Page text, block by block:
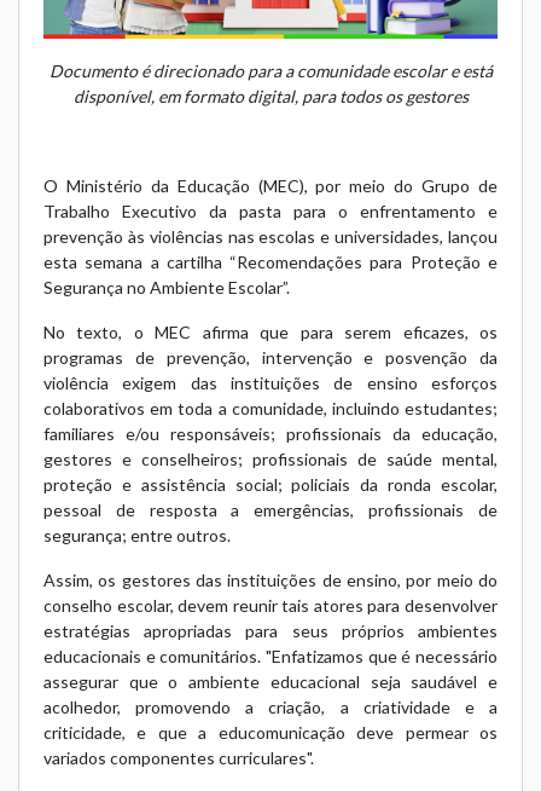
Documento é direcionado para a comunidade escolar e está
disponível, em formato digital, para todos os gestores
O Ministério da Educação (MEC), por meio do Grupo de
Trabalho Executivo da pasta para o enfrentamento e
prevenção às violências nas escolas e universidades, lançou
esta semana a cartilha “Recomendações para Proteção e
Segurança no Ambiente Escolar”.
No texto, o MEC afirma que para serem eficazes, os
programas de prevenção, intervenção e posvenção da
violência exigem das instituições de ensino esforços
colaborativos em toda a comunidade, incluindo estudantes;
familiares e/ou responsáveis; profissionais da educação,
gestores e conselheiros; profissionais de saúde mental,
proteção e assistência social; policiais da ronda escolar,
pessoal de resposta a emergências, profissionais de
segurança; entre outros.
Assim, os gestores das instituições de ensino, por meio do
conselho escolar, devem reunir tais atores para desenvolver
estratégias apropriadas para seus próprios ambientes
educacionais e comunitários. "Enfatizamos que é necessário
assegurar que o ambiente educacional seja saudável e
acolhedor, promovendo a criação, a criatividade e a
criticidade, e que a educomunicação deve permear os
variados componentes curriculares".